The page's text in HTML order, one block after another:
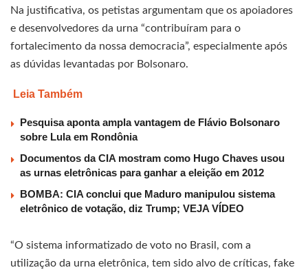
Na justificativa, os petistas argumentam que os apoiadores
e desenvolvedores da urna “contribuíram para o
fortalecimento da nossa democracia”, especialmente após
as dúvidas levantadas por Bolsonaro.
Leia Também
Pesquisa aponta ampla vantagem de Flávio Bolsonaro
sobre Lula em Rondônia
Documentos da CIA mostram como Hugo Chaves usou
as urnas eletrônicas para ganhar a eleição em 2012
BOMBA: CIA conclui que Maduro manipulou sistema
eletrônico de votação, diz Trump; VEJA VÍDEO
“O sistema informatizado de voto no Brasil, com a
utilização da urna eletrônica, tem sido alvo de críticas, fake